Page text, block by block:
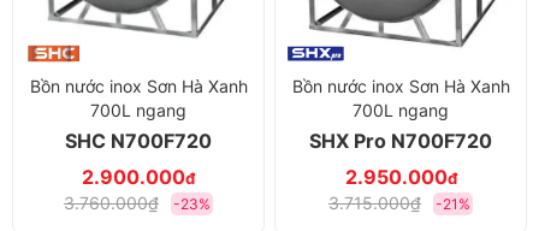
Bồn nước inox Sơn Hà Xanh
700L ngang
SHC N700F720
2.900.000đ
3.760.000₫ -23%
Bồn nước inox Sơn Hà Xanh
700L ngang
SHX Pro N700F720
2.950.000đ
3.715.000₫ -21%